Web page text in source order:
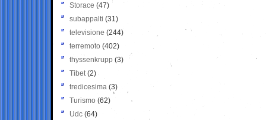
Storace (47)
subappalti (31)
televisione(244)
terremoto (402)
thyssenkrupp (3)
Tibet(2)
tredicesima (3)
Turismo (62)
Udc (64)